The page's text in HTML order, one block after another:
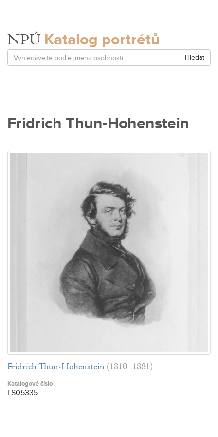
NPÚ Katalog portrétů
Hledat
Fridrich Thun-Hohenstein
Fridrich Thun-Hohenstein (1810–1881)
Katalogové číslo
LS05335